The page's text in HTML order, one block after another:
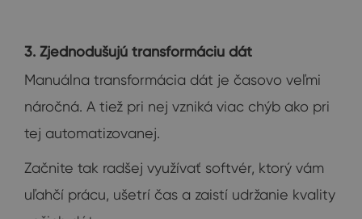
3. Zjednodušujú transformáciu dát
Manuálna transformácia dát je časovo veľmi
náročná. A tiež pri nej vzniká viac chýb ako pri
tej automatizovanej.
Začnite tak radšej využívať softvér, ktorý vám
uľahčí prácu, ušetrí čas a zaistí udržanie kvality